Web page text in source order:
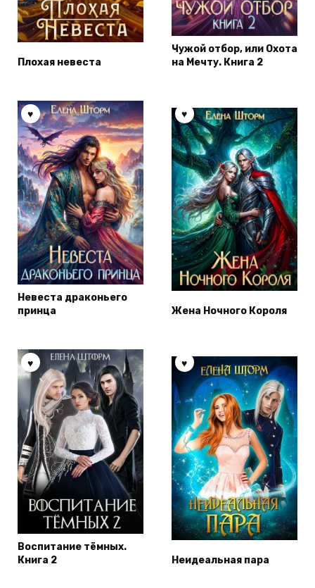
Плохая невеста
Чужой отбор, или Охота
на Мечту. Книга 2
Невеста драконьего
принца
Жена Ночного Короля
Воспитание тёмных.
Книга 2
Неидеальная пара